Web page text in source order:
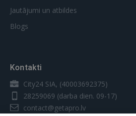
Jautājumi un atbildes
Blogs
Kontakti
City24 SIA, (40003692375)
28259069 (darba dien. 09-17)
contact@getapro.lv